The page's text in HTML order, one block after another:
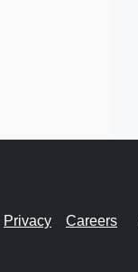
Privacy Careers